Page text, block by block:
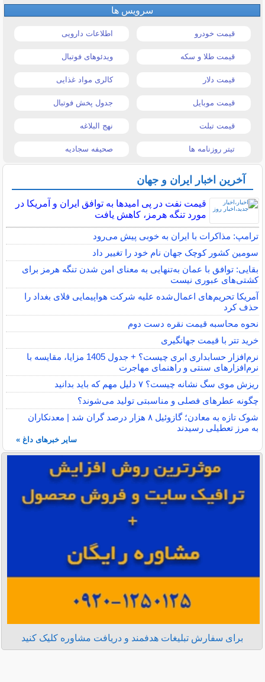
سرویس ها
قیمت خودرو اطلاعات دارویی
قیمت طلا و سکه ویدئوهای فوتبال
قیمت دلار کالری مواد غذایی
قیمت موبایل جدول پخش فوتبال
قیمت تبلت نهج البلاغه
تیتر روزنامه ها صحیفه سجادیه
آخرین اخبار ایران و جهان
قیمت نفت در پی امیدها به توافق ایران و آمریکا در
مورد تنگه هرمز، کاهش یافت
ترامپ: مذاکرات با ایران به خوبی پیش می‌رود
سومین کشور کوچک جهان نام خود را تغییر داد
بقایی: توافق با عمان به‌تنهایی به معنای امن شدن تنگه هرمز برای
کشتی‌های عبوری نیست
آمریکا تحریم‌های اعمال‌شده علیه شرکت هواپیمایی فلای بغداد را
حذف کرد
نحوه محاسبه قیمت نقره دست دوم
خرید تتر با قیمت جهانگیری
نرم‌افزار حسابداری ابری چیست؟ + جدول 1405 مزایا، مقایسه با
نرم‌افزارهای سنتی و راهنمای مهاجرت
ریزش موی سگ نشانه چیست؟ ۷ دلیل مهم که باید بدانید
چگونه عطرهای فصلی و مناسبتی تولید می‌شوند؟
شوک تازه به معادن؛ گازوئیل ۸ هزار درصد گران شد | معدنکاران
به مرز تعطیلی رسیدند
سایر خبرهای داغ »
برای سفارش تبلیغات هدفمند و دریافت مشاوره کلیک کنید